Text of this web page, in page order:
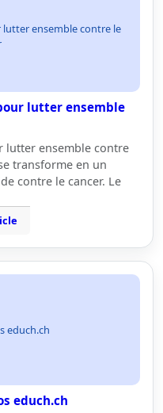
ensemble contre le
lutter ensemble
lutter ensemble contre
transforme en un
contre le cancer. Le
educh.ch
educh.ch